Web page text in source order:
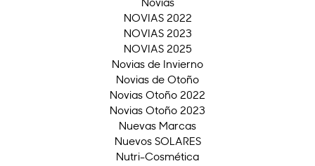
NOVIAS 2022
NOVIAS 2023
NOVIAS 2025
Novias de Invierno
Novias de Otoño
Novias Otoño 2022
Novias Otoño 2023
Nuevas Marcas
Nuevos SOLARES
Nutri-Cosmética